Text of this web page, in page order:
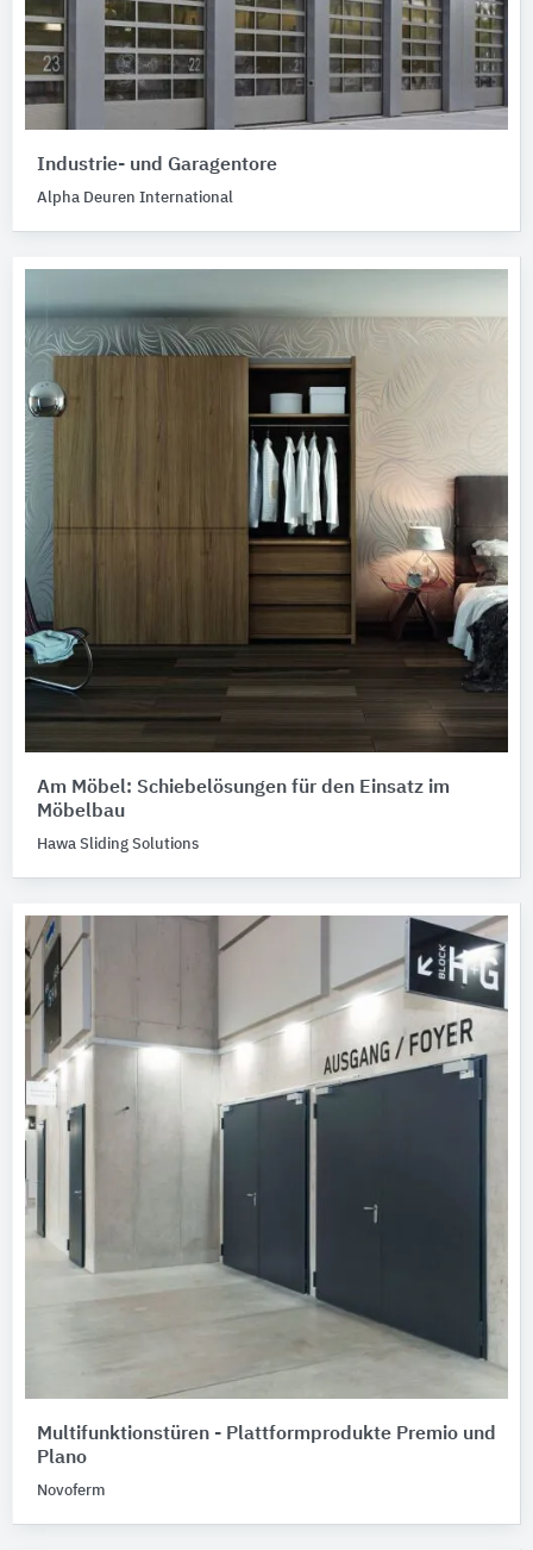
Industrie- und Garagentore
Alpha Deuren International
Am Möbel: Schiebelösungen für den Einsatz im
Möbelbau
Hawa Sliding Solutions
Multifunktionstüren - Plattformprodukte Premio und
Plano
Novoferm